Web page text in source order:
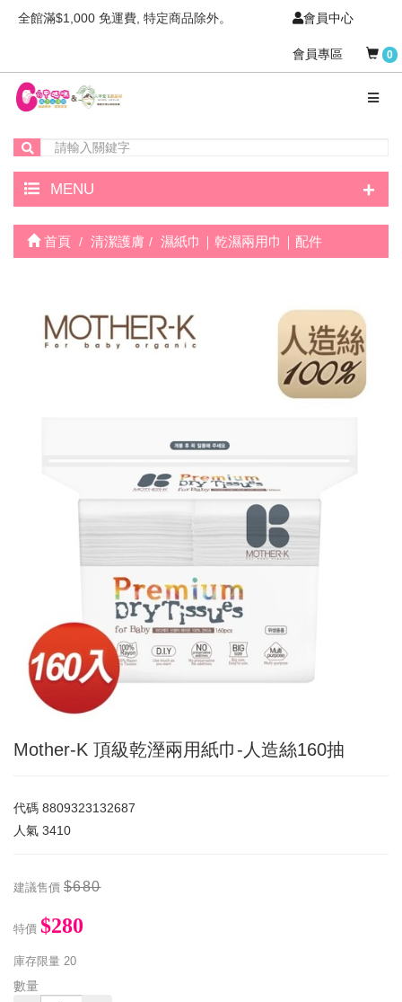
全館滿$1,000 免運費, 特定商品除外。 會員中心
會員專區 0
MENU +
首頁 清潔護膚 濕紙巾｜乾濕兩用巾｜配件
Mother-K 頂級乾溼兩用紙巾-人造絲160抽
代碼 8809323132687
人氣 3410
建議售價 $680
特價 $280
庫存限量 20
數量